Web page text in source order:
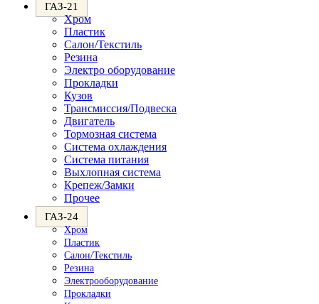
ГАЗ-21
Хром
Пластик
Салон/Текстиль
Резина
Электро оборудование
Прокладки
Кузов
Трансмиссия/Подвеска
Двигатель
Тормозная система
Система охлаждения
Система питания
Выхлопная система
Крепеж/Замки
Прочее
ГАЗ-24
Хром
Пластик
Салон/Текстиль
Резина
Электрооборудование
Прокладки